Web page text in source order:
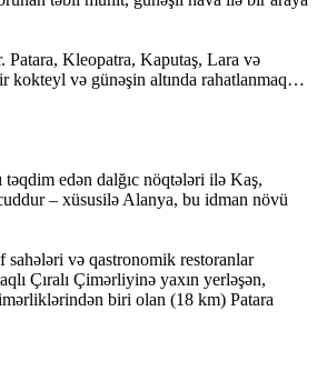
Kleopatra, Kaputaş, Lara və
kokteyl və günəşin altında rahatlanmaq…
edən dalğıc nöqtələri ilə Kaş,
– xüsusilə Alanya, bu idman növü
və qastronomik restoranlar
Çıralı Çimərliyinə yaxın yerləşən,
biri olan (18 km) Patara